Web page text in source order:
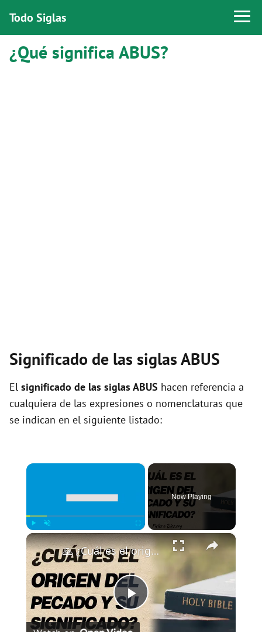
Todo Siglas
¿Qué significa ABUS?
Significado de las siglas ABUS
El significado de las siglas ABUS hacen referencia a
cualquiera de las expresiones o nomenclaturas que
se indican en el siguiente listado:
×
Play Unmute Fullscreen
Now Playing
×
P
🙏 ¿Cuál es el origen del pecado y cuál es su significado? 🙏